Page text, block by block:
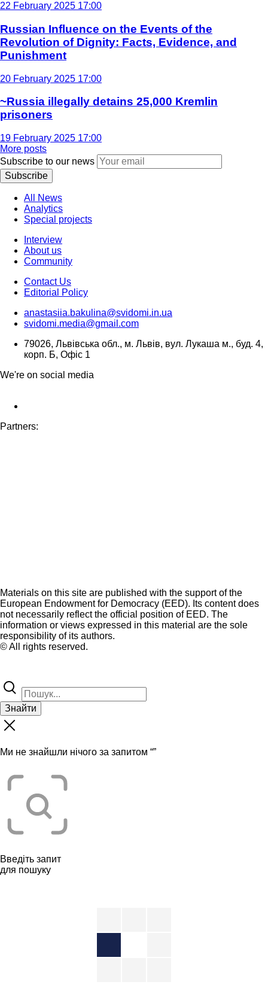
22 February 2025 17:00
Russian Influence on the Events of the
Revolution of Dignity: Facts, Evidence, and
Punishment
20 February 2025 17:00
~Russia illegally detains 25,000 Kremlin
prisoners
19 February 2025 17:00
More posts
Subscribe to our news
Subscribe
All News
Analytics
Special projects
Interview
About us
Community
Contact Us
Editorial Policy
anastasiia.bakulina@svidomi.in.ua
svidomi.media@gmail.com
79026, Львівська обл., м. Львів, вул. Лукаша м., буд. 4,
корп. Б, Офіс 1
We're on social media
Partners:
Materials on this site are published with the support of the
European Endowment for Democracy (EED). Its content does
not necessarily reflect the official position of EED. The
information or views expressed in this material are the sole
responsibility of its authors.
© All rights reserved.
Знайти
Ми не знайшли нічого за запитом “”
Введіть запит
для пошуку